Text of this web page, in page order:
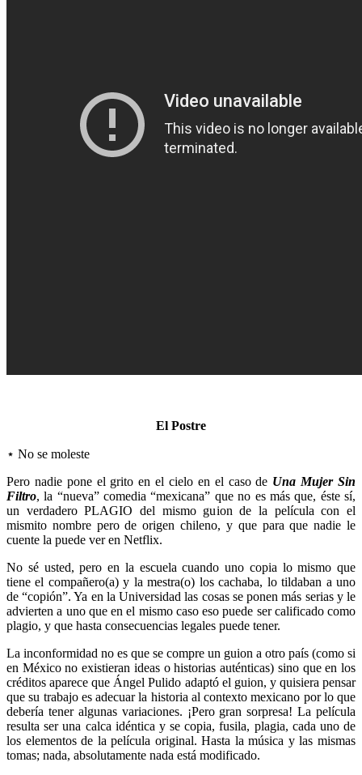
El Postre
⋆ No se moleste
Pero nadie pone el grito en el cielo en el caso de Una Mujer Sin
Filtro, la “nueva” comedia “mexicana” que no es más que, éste sí,
un verdadero PLAGIO del mismo guion de la película con el
mismito nombre pero de origen chileno, y que para que nadie le
cuente la puede ver en Netflix.
No sé usted, pero en la escuela cuando uno copia lo mismo que
tiene el compañero(a) y la mestra(o) los cachaba, lo tildaban a uno
de “copión”. Ya en la Universidad las cosas se ponen más serias y le
advierten a uno que en el mismo caso eso puede ser calificado como
plagio, y que hasta consecuencias legales puede tener.
La inconformidad no es que se compre un guion a otro país (como si
en México no existieran ideas o historias auténticas) sino que en los
créditos aparece que Ángel Pulido adaptó el guion, y quisiera pensar
que su trabajo es adecuar la historia al contexto mexicano por lo que
debería tener algunas variaciones. ¡Pero gran sorpresa! La película
resulta ser una calca idéntica y se copia, fusila, plagia, cada uno de
los elementos de la película original. Hasta la música y las mismas
tomas; nada, absolutamente nada está modificado.